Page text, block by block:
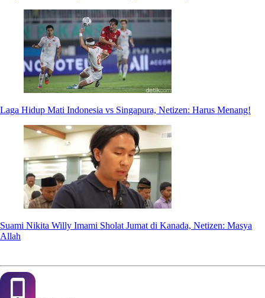
Laga Hidup Mati Indonesia vs Singapura, Netizen: Harus Menang!
Suami Nikita Willy Imami Sholat Jumat di Kanada, Netizen: Masya
Allah